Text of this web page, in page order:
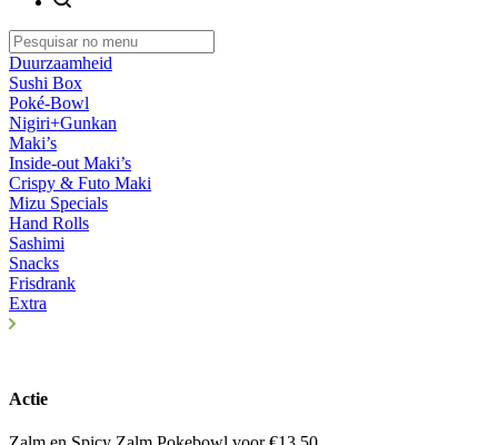
Duurzaamheid
Sushi Box
Poké-Bowl
Nigiri+Gunkan
Maki’s
Inside-out Maki’s
Crispy & Futo Maki
Mizu Specials
Hand Rolls
Sashimi
Snacks
Frisdrank
Extra
Actie